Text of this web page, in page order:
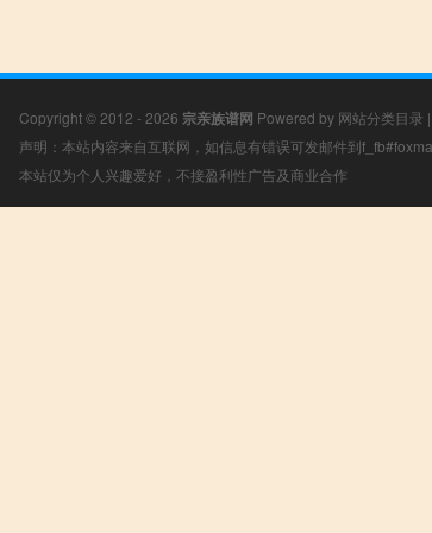
Copyright © 2012 - 2026 宗亲族谱网 Powered by 网站分类目录 |
声明：本站内容来自互联网，如信息有错误可发邮件到
本站仅为个人兴趣爱好，不接盈利性广告及商业合作